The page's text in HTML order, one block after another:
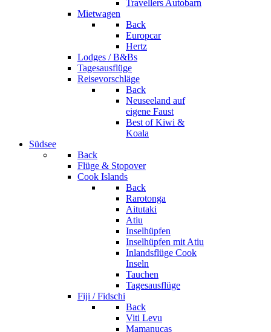
Travellers Autobarn
Mietwagen
Back
Europcar
Hertz
Lodges / B&Bs
Tagesausflüge
Reisevorschläge
Back
Neuseeland auf
eigene Faust
Best of Kiwi &
Koala
Südsee
Back
Flüge & Stopover
Cook Islands
Back
Rarotonga
Aitutaki
Atiu
Inselhüpfen
Inselhüpfen mit Atiu
Inlandsflüge Cook
Inseln
Tauchen
Tagesausflüge
Fiji / Fidschi
Back
Viti Levu
Mamanucas